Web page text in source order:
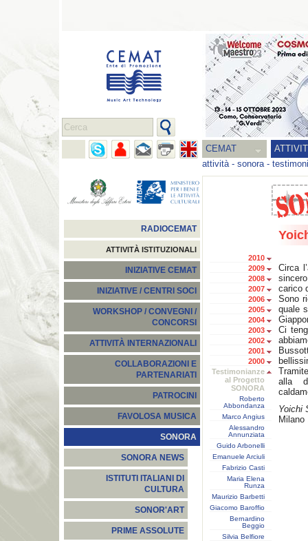
CEMAT
attività- sonora-
RADIOCEMAT
ATTIVITÀ ISTITUZIONALI
INIZIATIVE CEMAT
INIZIATIVE / CENTRI SOCI
WORKSHOP / CONVEGNI /
CONCORSI
ATTIVITÀ INTERNAZIONALI
COLLABORAZIONI E
PARTENARIATI
PATROCINI
FAVOLOSA MUSICA
SONORA
SONORA NEWS
ISTITUTI ITALIANI DI
CULTURA
SONOR'ART
PRIME ASSOLUTE
2010
2009
2008
2007
2006
2005
2004
2003
2002
2001
2000
Testimonianze
al Progetto
SONORA
Roberto
Abbondanza
Marco Angius
Alessandro
Annunziata
Guido Arbonelli
Emanuele Arciuli
Fabrizio Casti
Maria Elena
Runza
Maurizio Barbetti
Giacomo Baroffio
Bernardino
Beggio
Silvia Belfiore
Circa
carico
Sono
quale
Ci
alla
Yoichi
Milano